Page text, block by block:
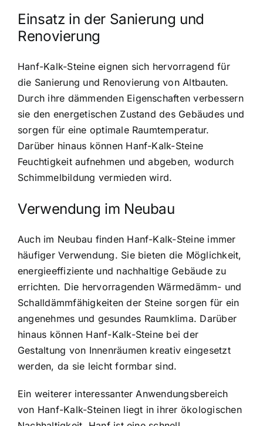
Einsatz in der Sanierung und
Renovierung
Hanf-Kalk-Steine eignen sich hervorragend für
die Sanierung und Renovierung von Altbauten.
Durch ihre dämmenden Eigenschaften verbessern
sie den energetischen Zustand des Gebäudes und
sorgen für eine optimale Raumtemperatur.
Darüber hinaus können Hanf-Kalk-Steine
Feuchtigkeit aufnehmen und abgeben, wodurch
Schimmelbildung vermieden wird.
Verwendung im Neubau
Auch im Neubau finden Hanf-Kalk-Steine immer
häufiger Verwendung. Sie bieten die Möglichkeit,
energieeffiziente und nachhaltige Gebäude zu
errichten. Die hervorragenden Wärmedämm- und
Schalldämmfähigkeiten der Steine sorgen für ein
angenehmes und gesundes Raumklima. Darüber
hinaus können Hanf-Kalk-Steine bei der
Gestaltung von Innenräumen kreativ eingesetzt
werden, da sie leicht formbar sind.
Ein weiterer interessanter Anwendungsbereich
von Hanf-Kalk-Steinen liegt in ihrer ökologischen